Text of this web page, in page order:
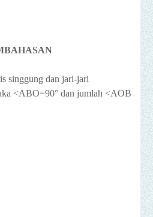
singgung dan jari-jari
<ABO=90° dan jumlah <AOB